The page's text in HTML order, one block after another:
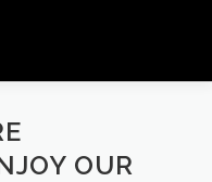
COLLECTIVE
OUR